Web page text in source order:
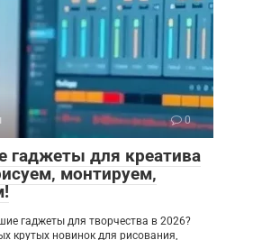
0
гаджеты для креатива
монтируем‚
гаджеты для творчества в 2026?
крутых новинок для рисования,